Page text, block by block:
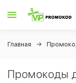
Главная
Промокоды